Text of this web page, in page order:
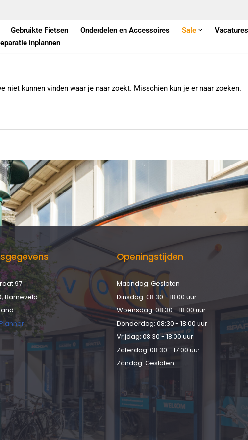
Gebruikte Fietsen Onderdelen en Accessoires Sale
Vacatures
inplannen
niet kunnen vinden waar je naar zoekt. Misschien kun je er naar zoeken.
97
Barneveld
Openingstijden
Maandag: Gesloten
Dinsdag: 08:30 - 18:00 uur
Woensdag: 08:30 - 18:00 uur
Donderdag: 08:30 - 18:00 uur
Vrijdag: 08:30 - 18:00 uur
Zaterdag: 08:30 - 17:00 uur
Zondag: Gesloten